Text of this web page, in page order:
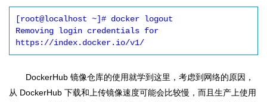
[root@localhost ~]# docker logout
Removing login credentials for
DockerHub 镜像仓库的使用就学到这里，考虑到网络的原因，
从 DockerHub 下载和上传镜像速度可能会比较慢，而且生产上使用